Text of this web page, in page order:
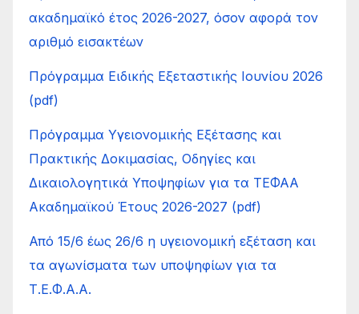
ακαδημαϊκό έτος 2026-2027, όσον αφορά τον
αριθμό εισακτέων
Πρόγραμμα Ειδικής Εξεταστικής Ιουνίου 2026
(pdf)
Πρόγραμμα Υγειονομικής Εξέτασης και
Πρακτικής Δοκιμασίας, Οδηγίες και
Δικαιολογητικά Υποψηφίων για τα ΤΕΦΑΑ
Ακαδημαϊκού Έτους 2026-2027 (pdf)
Από 15/6 έως 26/6 η υγειονομική εξέταση και
τα αγωνίσματα των υποψηφίων για τα
Τ.Ε.Φ.Α.Α.